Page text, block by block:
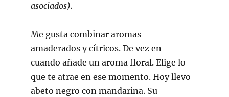
asociados).
Me gusta combinar aromas
amaderados y cítricos. De vez en
cuando añade un aroma floral. Elige lo
que te atrae en ese momento. Hoy llevo
abeto negro con mandarina. Su